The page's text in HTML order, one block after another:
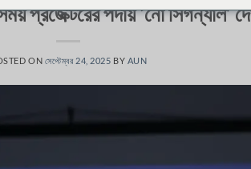
পর্দায় ‘নো সিগন্যাল’
ON সেপ্টেম্বর 24, 2025 BY AUN